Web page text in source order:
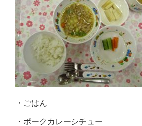
・ごはん
・ポークカレーシチュー